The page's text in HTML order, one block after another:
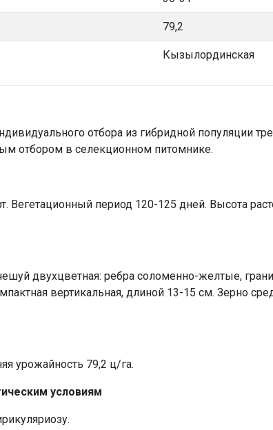
79,2
Кызылординская
отбора из гибридной популяции
отбором в селекционном питомнике.
Вегетационный период 120-125 дней. Высота
двухцветная: ребра соломенно-желтые,
вертикальная, длиной 13-15 см. Зерно
урожайность 79,2 ц/га.
условиям